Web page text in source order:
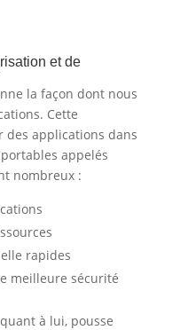
et de
la façon dont nous
Cette
des applications dans
appelés
nombreux :
rapides
meilleure sécurité
à lui, pousse